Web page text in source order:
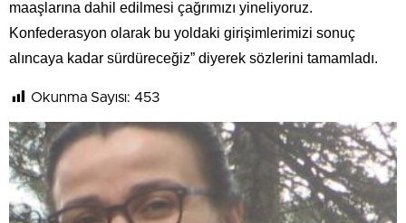
maaşlarına dahil edilmesi çağrımızı yineliyoruz.
Konfederasyon olarak bu yoldaki girişimlerimizi sonuç
alıncaya kadar sürdüreceğiz” diyerek sözlerini tamamladı.
Okunma Sayısı: 453